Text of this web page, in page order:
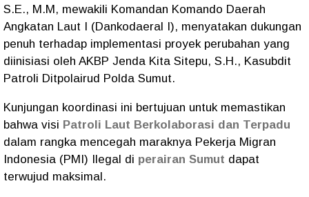
S.E., M.M, mewakili Komandan Komando Daerah
Angkatan Laut I (Dankodaeral I), menyatakan dukungan
penuh terhadap implementasi proyek perubahan yang
diinisiasi oleh AKBP Jenda Kita Sitepu, S.H., Kasubdit
Patroli Ditpolairud Polda Sumut.
​Kunjungan koordinasi ini bertujuan untuk memastikan
bahwa visi Patroli Laut Berkolaborasi dan Terpadu
dalam rangka mencegah maraknya Pekerja Migran
Indonesia (PMI) Ilegal di perairan Sumut dapat
terwujud maksimal.